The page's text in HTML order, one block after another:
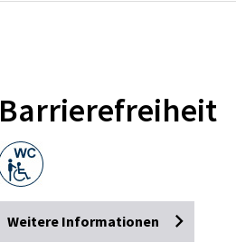
Barrierefreiheit
Weitere Informationen